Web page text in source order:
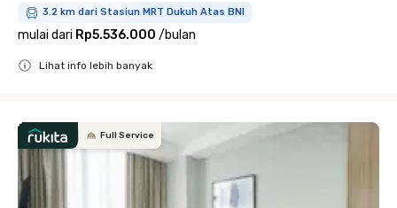
3.2 km dari Stasiun MRT Dukuh Atas BNI
mulai dari Rp5.536.000 /bulan
Lihat info lebih banyak
Full Service